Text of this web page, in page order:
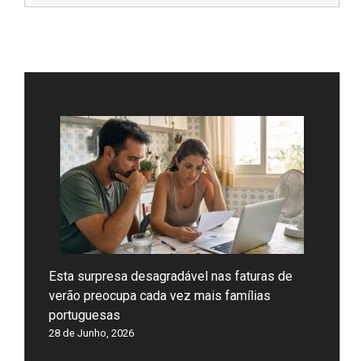
Esta surpresa desagradável nas faturas de
verão preocupa cada vez mais famílias
portuguesas
28 de Junho, 2026